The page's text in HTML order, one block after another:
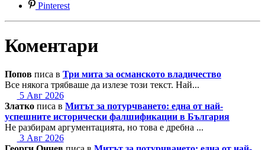
Pinterest
Коментари
Попов писа в Три мита за османското владичество
Все някога трябваше да излезе този текст. Най...
5 Авг 2026
Златко писа в Митът за потурчването: една от най-
успешните исторически фалшификации в България
Не разбирам аргументацията, но това е дребна ...
3 Авг 2026